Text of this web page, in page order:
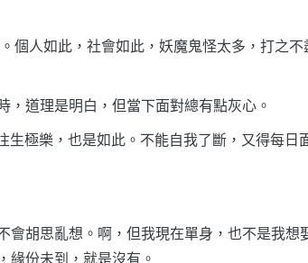
個人如此，社會如此，妖魔鬼怪太多，打之不
道理是明白，但當下面對總有點灰心。
極樂，也是如此。不能自我了斷，又得每日
胡思亂想。啊，但我現在單身，也不是我想
緣份未到，就是沒有。